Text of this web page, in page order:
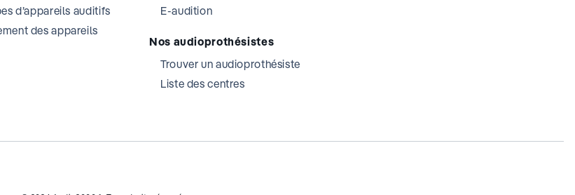
d’appareils auditifs
des appareils
E-audition
Nos audioprothésistes
Trouver un audioprothésiste
Liste des centres